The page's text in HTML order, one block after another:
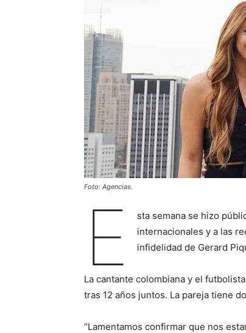
Foto: Agencias.
E
sta semana se hizo
internacionales y a las
infidelidad de Gerard
La cantante colombiana y el
tras 12 años juntos. La pareja tiene
“Lamentamos confirmar que nos